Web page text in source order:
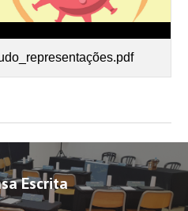
Escrita